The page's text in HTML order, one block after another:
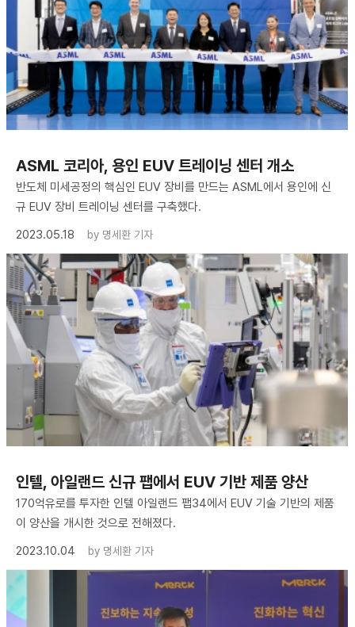
ASML 코리아, 용인 EUV 트레이닝 센터 개소
반도체 미세공정의 핵심인 EUV 장비를 만드는 ASML에서 용인에 신
규 EUV 장비 트레이닝 센터를 구축했다.
2023.05.18
by 명세환 기자
​인텔, 아일랜드 신규 팹에서 EUV 기반 제품 양산
170억유로를 투자한 인텔 아일랜드 팹34에서 EUV 기술 기반의 제품
이 양산을 개시한 것으로 전해졌다.
2023.10.04
by 명세환 기자